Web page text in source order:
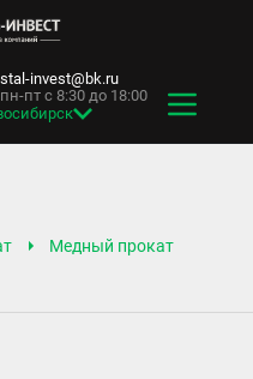
stal-invest@bk.ru
пн-пт с 8:30 до 18:00
Медный прокат